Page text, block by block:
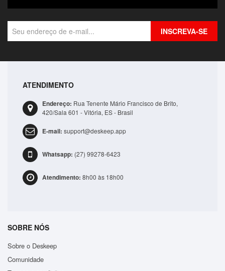
INSCREVA-SE
ATENDIMENTO
Endereço: Rua Tenente Mário Francisco de Brito,
420/Sala 601 - Vitória, ES - Brasil
E-mail: support@deskeep.app
Whatsapp: (27) 99278-6423
Atendimento: 8h00 às 18h00
SOBRE NÓS
Sobre o Deskeep
Comunidade